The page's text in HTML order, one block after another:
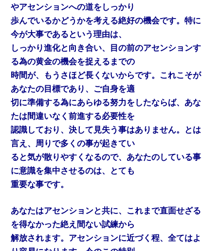
やアセンションへの道をしっかり
歩んでいるかどうかを考える絶好の機会です。特に
今が大事であるという理由は、
しっかり進化と向き合い、目の前のアセンションす
る為の黄金の機会を捉えるまでの
時間が、もうさほど長くないからです。これこそが
あなたの目標であり、ご自身を適
切に準備する為にあらゆる努力をしたならば、あな
たは間違いなく前進する必要性を
認識しており、決して見失う事はありません。とは
言え、周りで多くの事が起きてい
ると気が散りやすくなるので、あなたのしている事
に意識を集中させるのは、とても
重要な事です。
あなたはアセンションと共に、これまで直面せざる
を得なかった絶え間ない試練から
解放されます。アセンションに近づく程、全てはよ